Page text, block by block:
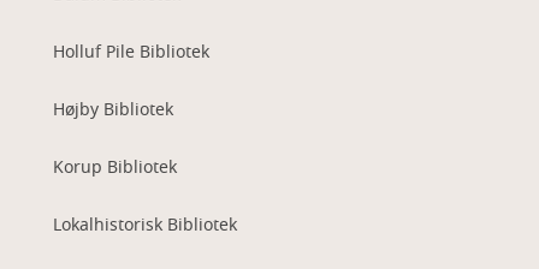
Holluf Pile Bibliotek
Højby Bibliotek
Korup Bibliotek
Lokalhistorisk Bibliotek